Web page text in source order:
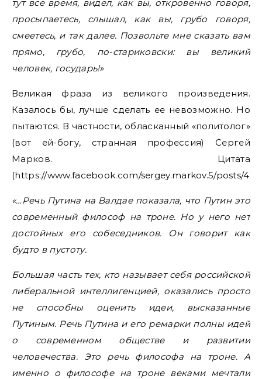
тут все время, видел, как вы, откровенно говоря,
просыпаетесь, слышал, как вы, грубо говоря,
смеетесь, и так далее. Позвольте мне сказать вам
прямо, грубо, по-стариковски: вы великий
человек, государь!»
Великая фраза из великого произведения.
Казалось бы, лучше сделать ее невозможно. Но
пытаются. В частности, обласканный «политолог»
(вот ей-богу, странная профессия) Сергей
Марков. Цитата
(https://www.facebook.com/sergey.markov.5/posts/
«…Речь Путина на Валдае показала, что Путин это
современный философ на троне. Но у него нет
достойных его собеседников. Он говорит как
будто в пустоту.
Большая часть тех, кто называет себя российской
либеральной интеллигенцией, оказались просто
не способны оценить идеи, высказанные
Путиным. Речь Путина и его ремарки полны идей
о современном обществе и развитии
человечества. Это речь философа на троне. А
именно о философе на троне веками мечтали